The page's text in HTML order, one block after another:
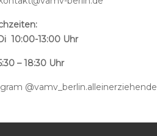
10:00-13:00 Uhr
– 18:30 Uhr
@vamv_berlin.alleinerziehende